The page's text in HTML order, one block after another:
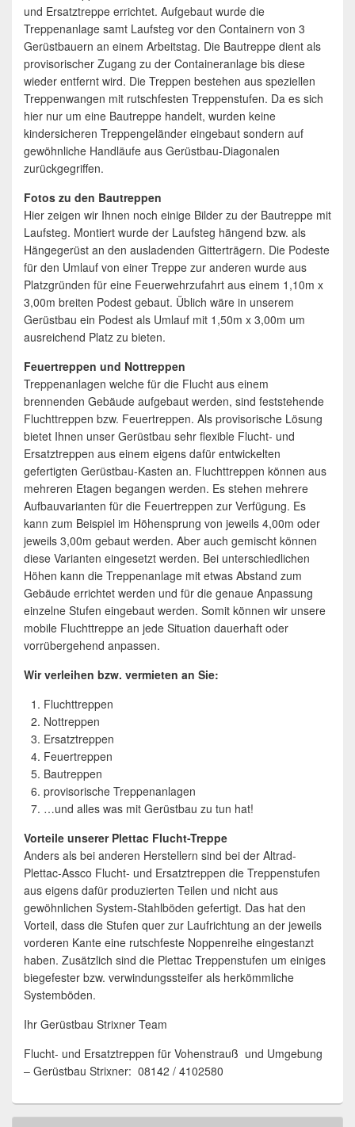
und Ersatztreppe errichtet. Aufgebaut wurde die
Treppenanlage samt Laufsteg vor den Containern von 3
Gerüstbauern an einem Arbeitstag. Die Bautreppe dient als
provisorischer Zugang zu der Containeranlage bis diese
wieder entfernt wird. Die Treppen bestehen aus speziellen
Treppenwangen mit rutschfesten Treppenstufen. Da es sich
hier nur um eine Bautreppe handelt, wurden keine
kindersicheren Treppengeländer eingebaut sondern auf
gewöhnliche Handläufe aus Gerüstbau-Diagonalen
zurückgegriffen.
Fotos zu den Bautreppen
Hier zeigen wir Ihnen noch einige Bilder zu der Bautreppe mit
Laufsteg. Montiert wurde der Laufsteg hängend bzw. als
Hängegerüst an den ausladenden Gitterträgern. Die Podeste
für den Umlauf von einer Treppe zur anderen wurde aus
Platzgründen für eine Feuerwehrzufahrt aus einem 1,10m x
3,00m breiten Podest gebaut. Üblich wäre in unserem
Gerüstbau ein Podest als Umlauf mit 1,50m x 3,00m um
ausreichend Platz zu bieten.
Feuertreppen und Nottreppen
Treppenanlagen welche für die Flucht aus einem
brennenden Gebäude aufgebaut werden, sind feststehende
Fluchttreppen bzw. Feuertreppen. Als provisorische Lösung
bietet Ihnen unser Gerüstbau sehr flexible Flucht- und
Ersatztreppen aus einem eigens dafür entwickelten
gefertigten Gerüstbau-Kasten an. Fluchttreppen können aus
mehreren Etagen begangen werden. Es stehen mehrere
Aufbauvarianten für die Feuertreppen zur Verfügung. Es
kann zum Beispiel im Höhensprung von jeweils 4,00m oder
jeweils 3,00m gebaut werden. Aber auch gemischt können
diese Varianten eingesetzt werden. Bei unterschiedlichen
Höhen kann die Treppenanlage mit etwas Abstand zum
Gebäude errichtet werden und für die genaue Anpassung
einzelne Stufen eingebaut werden. Somit können wir unsere
mobile Fluchttreppe an jede Situation dauerhaft oder
vorrübergehend anpassen.
Wir verleihen bzw. vermieten an Sie:
Fluchttreppen
Nottreppen
Ersatztreppen
Feuertreppen
Bautreppen
provisorische Treppenanlagen
…und alles was mit Gerüstbau zu tun hat!
Vorteile unserer Plettac Flucht-Treppe
Anders als bei anderen Herstellern sind bei der Altrad-
Plettac-Assco Flucht- und Ersatztreppen die Treppenstufen
aus eigens dafür produzierten Teilen und nicht aus
gewöhnlichen System-Stahlböden gefertigt. Das hat den
Vorteil, dass die Stufen quer zur Laufrichtung an der jeweils
vorderen Kante eine rutschfeste Noppenreihe eingestanzt
haben. Zusätzlich sind die Plettac Treppenstufen um einiges
biegefester bzw. verwindungssteifer als herkömmliche
Systemböden.
Ihr Gerüstbau Strixner Team
Flucht- und Ersatztreppen für Vohenstrauß und Umgebung
– Gerüstbau Strixner: 08142 / 4102580